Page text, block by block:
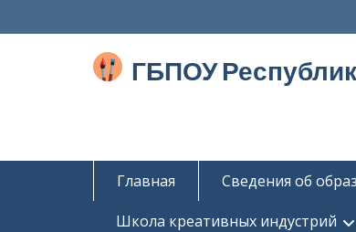
ГБПОУ
Главная Сведения об
Школа креативных индустрий